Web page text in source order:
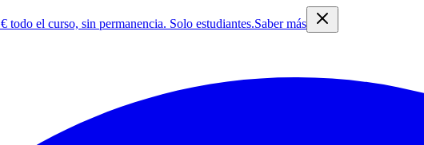
€ todo el curso, sin permanencia. Solo estudiantes.Saber más